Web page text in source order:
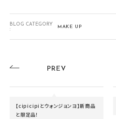
BLOG CATEGORY
:
MAKE UP
PREV
【cipicipiとウォンジョンヨ】新商品
と限定品！